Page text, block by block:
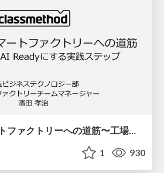
事例に見るスマートファクトリーへの道筋〜工場データをAI Readyにする実践ステップ〜
1 930